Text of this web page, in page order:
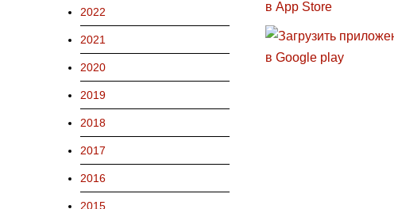
2022
2021
2020
2019
2018
2017
2016
2015